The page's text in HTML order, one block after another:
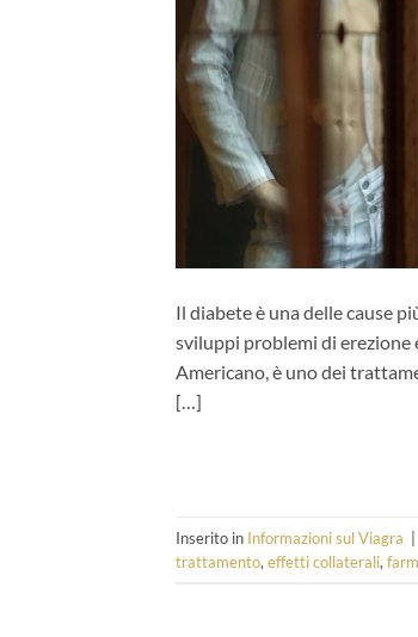
Il diabete è una delle cause
sviluppi problemi di
Americano, è uno dei
[…]
Inserito in Informazioni sul Viagra
trattamento, effetti collaterali,